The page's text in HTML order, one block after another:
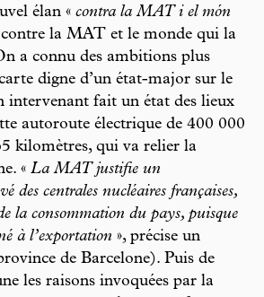
élan « contra la MAT i el món
contre la MAT et le monde qui la
a connu des ambitions plus
digne d’un état-major sur le
intervenant fait un état des lieux
autoroute électrique de 400 000
kilomètres, qui va relier la
« La MAT justifie un
des centrales nucléaires françaises,
la consommation du pays, puisque
à l’exportation », précise un
de Barcelone). Puis de
les raisons invoquées par la